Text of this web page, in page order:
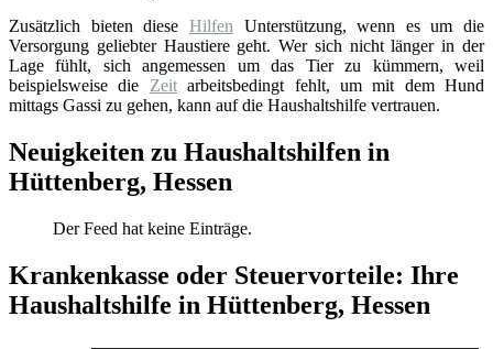
Zusätzlich bieten diese Hilfen Unterstützung, wenn es um die
Versorgung geliebter Haustiere geht. Wer sich nicht länger in der
Lage fühlt, sich angemessen um das Tier zu kümmern, weil
beispielsweise die Zeitarbeitsbedingt fehlt, um mit dem Hund
mittags Gassi zu gehen, kann auf die Haushaltshilfe vertrauen.
Neuigkeiten zu Haushaltshilfen in
Hüttenberg, Hessen
Der Feed hat keine Einträge.
Krankenkasse oder Steuervorteile: Ihre
Haushaltshilfe in Hüttenberg, Hessen